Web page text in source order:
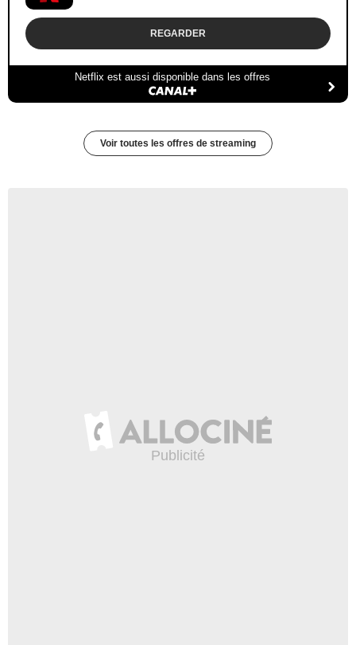
REGARDER
Netflix est aussi disponible dans les offres
Voir toutes les offres de streaming